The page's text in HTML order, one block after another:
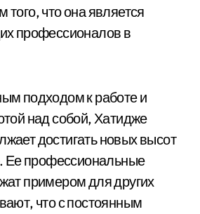
что она является
профессионалов в
подходом к работе и
над собой, Хатидже
достигать новых высот
Ее профессиональные
примером для других
что с постоянным